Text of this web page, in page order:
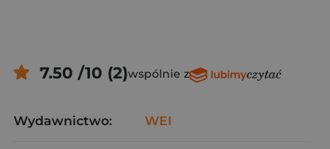
7.50 /10 (2)wspólnie z
Wydawnictwo: WEI